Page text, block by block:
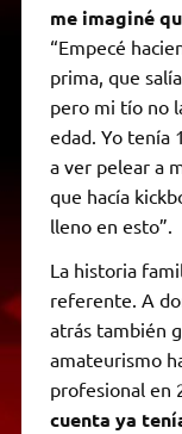
me imaginé
“Empecé
prima, que
pero mi tío no
edad. Yo tenía
a ver pelear a
que hacía
lleno en esto”.
La historia
referente. A
atrás también
amateurismo
profesional en
cuenta ya